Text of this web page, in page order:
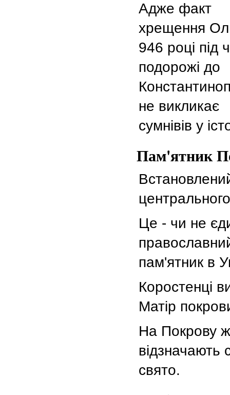
Адже факт
хрещення
946 році під
подорожі до
не викликає
сумнівів у
Пам'ятник
Це - чи не
пам'ятник в
Коростенці
Матір
На Покрову
відзначають
свято.